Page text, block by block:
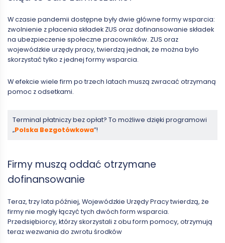
W czasie pandemii dostępne były dwie główne formy wsparcia:
zwolnienie z płacenia składek ZUS oraz dofinansowanie składek
na ubezpieczenie społeczne pracowników. ZUS oraz
wojewódzkie urzędy pracy, twierdzą jednak, że można było
skorzystać tylko z jednej formy wsparcia.
W efekcie wiele firm po trzech latach muszą zwracać otrzymaną
pomoc z odsetkami.
Terminal płatniczy bez opłat? To możliwe dzięki programowi
„Polska Bezgotówkowa”!
Firmy muszą oddać otrzymane
dofinansowanie
Teraz, trzy lata później, Wojewódzkie Urzędy Pracy twierdzą, że
firmy nie mogły łączyć tych dwóch form wsparcia.
Przedsiębiorcy, którzy skorzystali z obu form pomocy, otrzymują
teraz wezwania do zwrotu środków